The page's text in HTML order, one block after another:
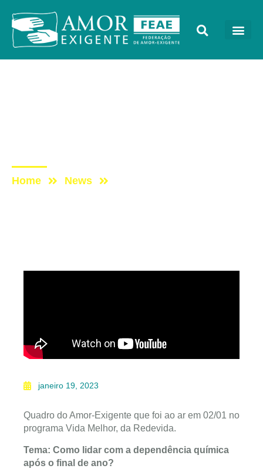
Home News
janeiro 19, 2023
Quadro do Amor-Exigente que foi ao ar em 02/01 no
programa Vida Melhor, da Redevida.
Tema: Como lidar com a dependência química
após o final de ano?